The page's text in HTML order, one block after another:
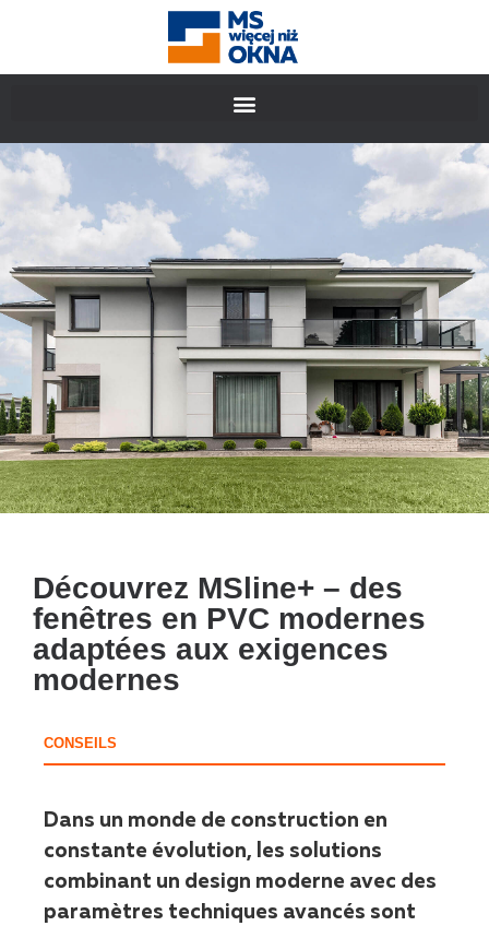
Découvrez MSline+ – des
fenêtres en PVC modernes
adaptées aux exigences
modernes
CONSEILS
Dans un monde de construction en
constante évolution, les solutions
combinant un design moderne avec des
paramètres techniques avancés sont